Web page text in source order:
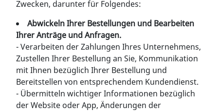
Zwecken, darunter für Folgendes:
Abwickeln Ihrer Bestellungen und Bearbeiten
Ihrer Anträge und Anfragen.
- Verarbeiten der Zahlungen Ihres Unternehmens,
Zustellen Ihrer Bestellung an Sie, Kommunikation
mit Ihnen bezüglich Ihrer Bestellung und
Bereitstellen von entsprechendem Kundendienst.
- Übermitteln wichtiger Informationen bezüglich
der Website oder App, Änderungen der